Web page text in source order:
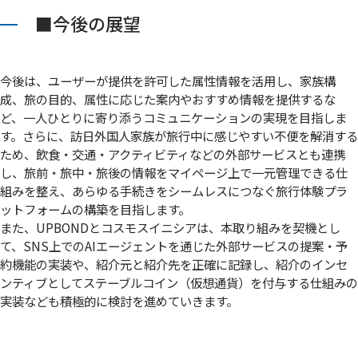
■今後の展望
今後は、ユーザーが提供を許可した属性情報を活用し、家族構
成、旅の目的、属性に応じた案内やおすすめ情報を提供するな
ど、一人ひとりに寄り添うコミュニケーションの実現を目指しま
す。さらに、訪日外国人家族が旅行中に感じやすい不便を解消する
ため、飲食・交通・アクティビティなどの外部サービスとも連携
し、旅前・旅中・旅後の情報をマイページ上で一元管理できる仕
組みを整え、あらゆる手続きをシームレスにつなぐ旅行体験プラ
ットフォームの構築を目指します。
また、UPBONDとコスモスイニシアは、本取り組みを契機とし
て、SNS上でのAIエージェントを通じた外部サービスの提案・予
約機能の実装や、紹介元と紹介先を正確に記録し、紹介のインセ
ンティブとしてステーブルコイン（仮想通貨）を付与する仕組みの
実装なども積極的に検討を進めていきます。